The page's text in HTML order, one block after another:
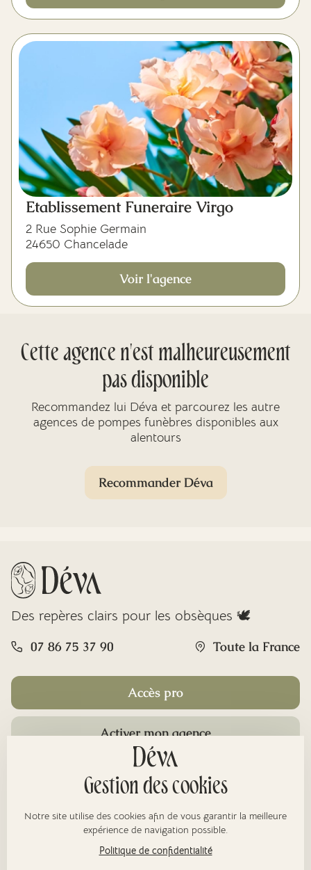
Etablissement Funeraire Virgo
2 Rue Sophie Germain
24650 Chancelade
Voir l'agence
Cette agence n'est malheureusement
pas disponible
Recommandez lui Déva et parcourez les autre
agences de pompes funèbres disponibles aux
alentours
Recommander Déva
Des repères clairs pour les obsèques 🕊️
07 86 75 37 90 Toute la France
Accès pro
Activer mon agence
Gestion des cookies
Notre site utilise des cookies afin de vous garantir la meilleure
expérience de navigation possible.
Politique de confidentialité